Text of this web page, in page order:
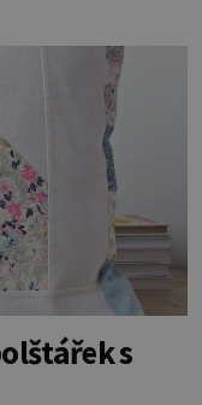
ale reakcí na
aby pleť i
a opálení
s přípravou
s